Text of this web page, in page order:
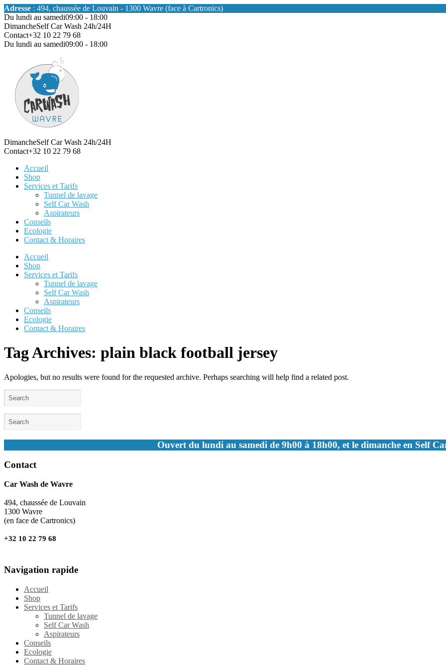
Adresse : 494, chaussée de Louvain - 1300 Wavre (face à Cartronics)
Du lundi au samedi09:00 - 18:00
DimancheSelf Car Wash 24h/24H
Contact+32 10 22 79 68
Du lundi au samedi09:00 - 18:00
DimancheSelf Car Wash 24h/24H
Contact+32 10 22 79 68
Accueil
Shop
Services et Tarifs
Tunnel de lavage
Self Car Wash
Aspirateurs
Conseils
Ecologie
Contact & Horaires
Accueil
Shop
Services et Tarifs
Tunnel de lavage
Self Car Wash
Aspirateurs
Conseils
Ecologie
Contact & Horaires
Tag Archives: plain black football jersey
Apologies, but no results were found for the requested archive. Perhaps searching will help find a related post.
Ouvert du lundi au samedi de 9h00 à 18h00, et le dimanche en Self
Contact
Car Wash de Wavre
494, chaussée de Louvain
1300 Wavre
(en face de Cartronics)
+32 10 22 79 68
Navigation rapide
Accueil
Shop
Services et Tarifs
Tunnel de lavage
Self Car Wash
Aspirateurs
Conseils
Ecologie
Contact & Horaires